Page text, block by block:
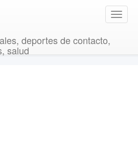
T
o
deportes de contacto,
salud